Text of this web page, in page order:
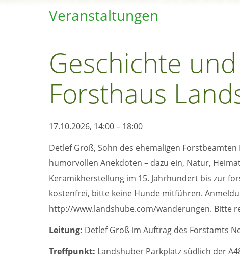
Veranstaltungen
Geschichte
Forsthaus
17.10.2026, 14:00 – 18:00
Detlef Groß, Sohn des ehemaligen
humorvollen Anekdoten – dazu ein, Natur,
Keramikherstellung im 15. Jahrhundert bis zur
kostenfrei, bitte keine Hunde mitführen.
http://www.landshube.com/wanderungen. Bitte
Leitung: Detlef Groß im Auftrag des Forstamts
Treffpunkt: Landshuber Parkplatz südlich der